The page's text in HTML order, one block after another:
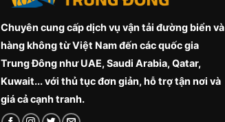
Chuyên cung cấp dịch vụ vận tải đường biển và
hàng không từ Việt Nam đến các quốc gia
Trung Đông như UAE, Saudi Arabia, Qatar,
Kuwait... với thủ tục đơn giản, hỗ trợ tận nơi và
giá cả cạnh tranh.